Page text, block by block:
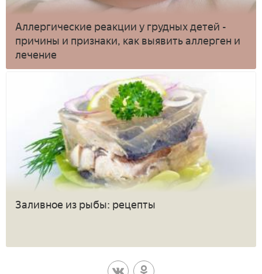
Аллергические реакции у грудных детей -
причины и признаки, как выявить аллерген и
лечение
Заливное из рыбы: рецепты